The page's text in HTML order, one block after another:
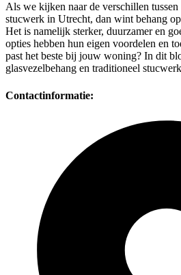
Als we kijken naar de verschillen tussen
stucwerk in Utrecht, dan wint behang
Het is namelijk sterker, duurzamer en
opties hebben hun eigen voordelen en
past het beste bij jouw woning? In dit
glasvezelbehang en traditioneel
Contactinformatie: